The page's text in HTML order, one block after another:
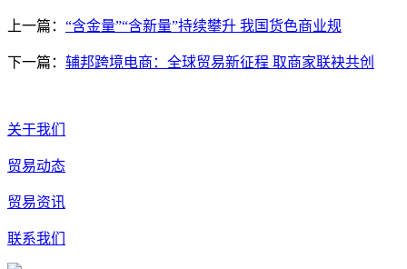
上一篇： “含金量”“含新量”持续攀升 我国货色商业规
下一篇： 辅邦跨境电商：全球贸易新征程 取商家联袂共创
关于我们
贸易动态
贸易资讯
联系我们